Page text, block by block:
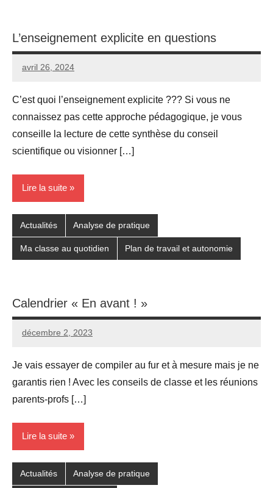
L’enseignement explicite en questions
avril 26, 2024
Seg0_La_Vraie
Aucun
C’est quoi l’enseignement explicite ??? Si vous ne
connaissez pas cette approche pédagogique, je vous
conseille la lecture de cette synthèse du conseil
scientifique ou visionner […]
Lire la suite
Actualités Analyse de pratique
Ma classe au quotidien Plan de travail et autonomie
Calendrier « En avant ! »
décembre 2, 2023
Seg0_La_Vraie
Aucun
Je vais essayer de compiler au fur et à mesure mais je ne
garantis rien ! Avec les conseils de classe et les réunions
parents-profs […]
Lire la suite
Actualités Analyse de pratique